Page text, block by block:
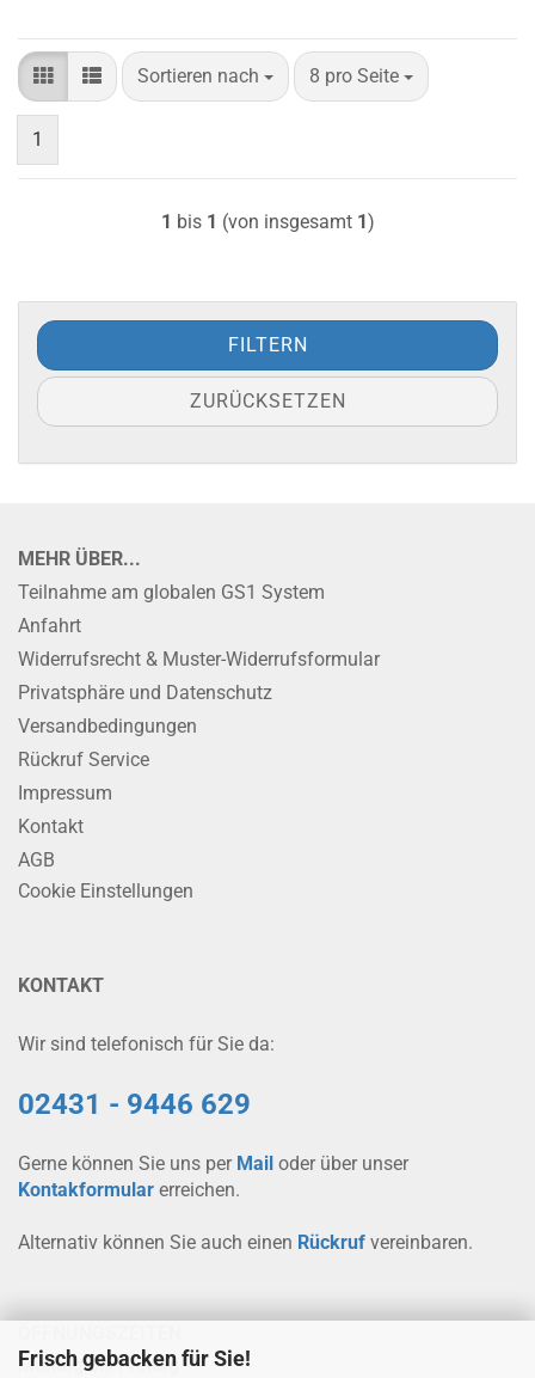
Frisch gebacken für Sie!
Sortieren nach
Sortieren nach 8 pro Seite
pro Seite
1
1 bis 1 (von insgesamt 1)
FILTERN
ZURÜCKSETZEN
MEHR ÜBER...
Teilnahme am globalen GS1 System
Anfahrt
Widerrufsrecht & Muster-Widerrufsformular
Privatsphäre und Datenschutz
Versandbedingungen
Rückruf Service
Impressum
Kontakt
AGB
Cookie Einstellungen
KONTAKT
Wir sind telefonisch für Sie da:
02431 - 9446 629
Gerne können Sie uns per Mail oder über unser
Kontakformular erreichen.
Alternativ können Sie auch einen Rückruf vereinbaren.
Montag bis Freitag